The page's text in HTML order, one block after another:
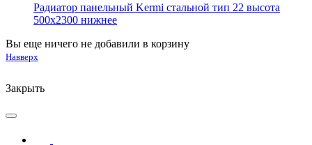
Радиатор панельный Kermi стальной тип 22 высота
500х2300 нижнее
Вы еще ничего не добавили в корзину
Навверх
Закрыть